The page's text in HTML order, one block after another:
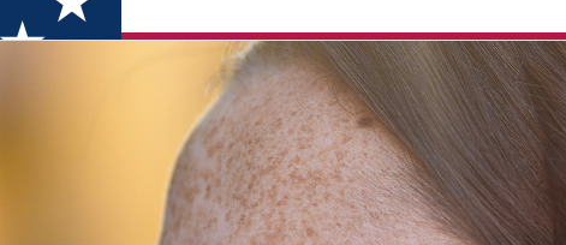
Noroc